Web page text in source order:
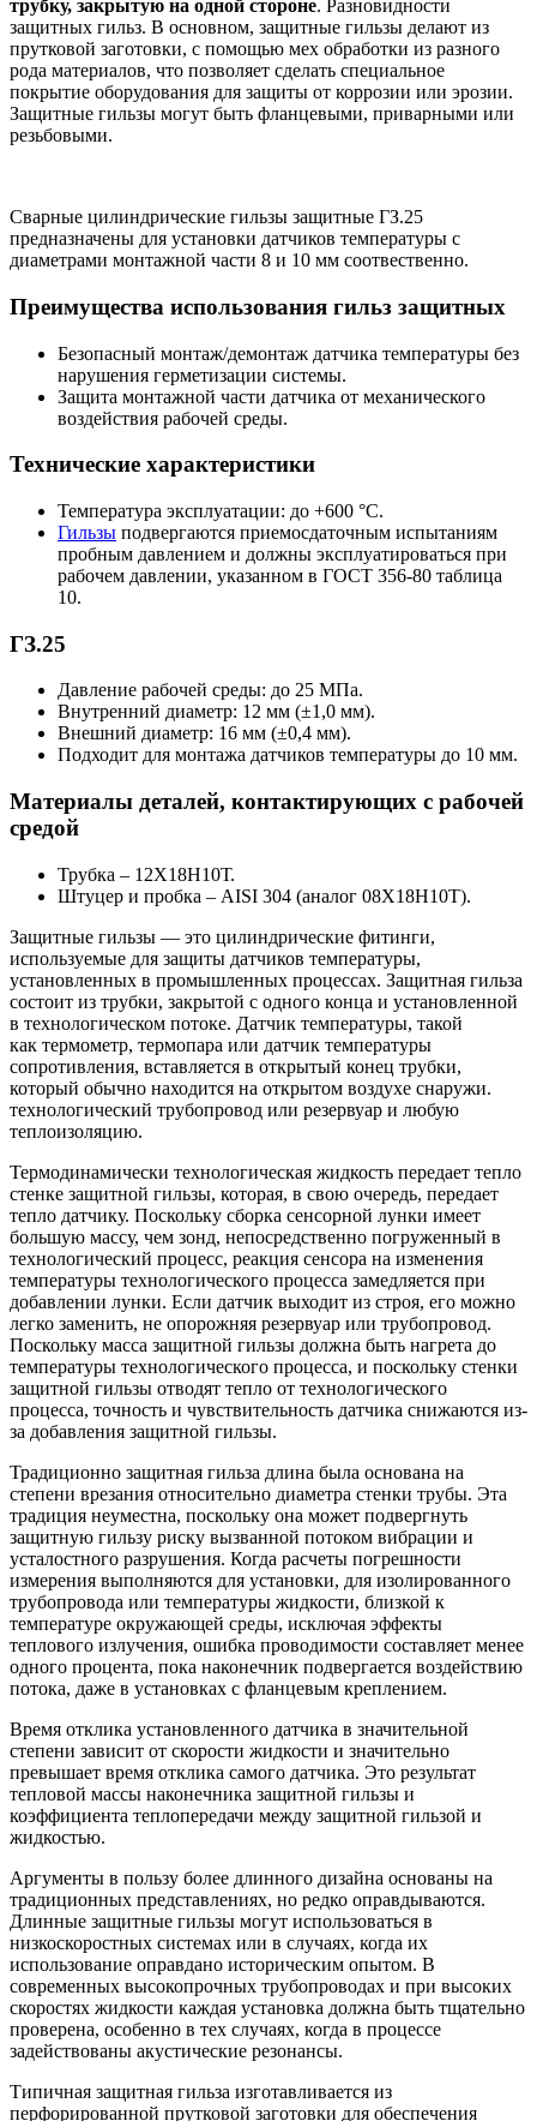
трубку, закрытую на одной стороне. Разновидности
защитных гильз. В основном, защитные гильзы делают из
прутковой заготовки, с помощью мех обработки из разного
рода материалов, что позволяет сделать специальное
покрытие оборудования для защиты от коррозии или эрозии.
Защитные гильзы могут быть фланцевыми, приварными или
резьбовыми.
Сварные цилиндрические гильзы защитные ГЗ.25
предназначены для установки датчиков температуры с
диаметрами монтажной части 8 и 10 мм соотвественно.
Преимущества использования гильз защитных
Безопасный монтаж/демонтаж датчика температуры без
нарушения герметизации системы.
Защита монтажной части датчика от механического
воздействия рабочей среды.
Технические характеристики
Температура эксплуатации: до +600 °С.
Гильзы подвергаются приемосдаточным испытаниям
пробным давлением и должны эксплуатироваться при
рабочем давлении, указанном в ГОСТ 356-80 таблица
10.
ГЗ.25
Давление рабочей среды: до 25 МПа.
Внутренний диаметр: 12 мм (±1,0 мм).
Внешний диаметр: 16 мм (±0,4 мм).
Подходит для монтажа датчиков температуры до 10 мм.
Материалы деталей, контактирующих с рабочей
средой
Трубка – 12Х18Н10Т.
Штуцер и пробка – AISI 304 (аналог 08Х18Н10Т).
Защитные гильзы — это цилиндрические фитинги,
используемые для защиты датчиков температуры,
установленных в промышленных процессах. Защитная гильза
состоит из трубки, закрытой с одного конца и установленной
в технологическом потоке. Датчик температуры, такой
как термометр, термопара или датчик температуры
сопротивления, вставляется в открытый конец трубки,
который обычно находится на открытом воздухе снаружи.
технологический трубопровод или резервуар и любую
теплоизоляцию.
Термодинамически технологическая жидкость передает тепло
стенке защитной гильзы, которая, в свою очередь, передает
тепло датчику. Поскольку сборка сенсорной лунки имеет
большую массу, чем зонд, непосредственно погруженный в
технологический процесс, реакция сенсора на изменения
температуры технологического процесса замедляется при
добавлении лунки. Если датчик выходит из строя, его можно
легко заменить, не опорожняя резервуар или трубопровод.
Поскольку масса защитной гильзы должна быть нагрета до
температуры технологического процесса, и поскольку стенки
защитной гильзы отводят тепло от технологического
процесса, точность и чувствительность датчика снижаются из-
за добавления защитной гильзы.
Традиционно защитная гильза длина была основана на
степени врезания относительно диаметра стенки трубы. Эта
традиция неуместна, поскольку она может подвергнуть
защитную гильзу риску вызванной потоком вибрации и
усталостного разрушения. Когда расчеты погрешности
измерения выполняются для установки, для изолированного
трубопровода или температуры жидкости, близкой к
температуре окружающей среды, исключая эффекты
теплового излучения, ошибка проводимости составляет менее
одного процента, пока наконечник подвергается воздействию
потока, даже в установках с фланцевым креплением.
Время отклика установленного датчика в значительной
степени зависит от скорости жидкости и значительно
превышает время отклика самого датчика. Это результат
тепловой массы наконечника защитной гильзы и
коэффициента теплопередачи между защитной гильзой и
жидкостью.
Аргументы в пользу более длинного дизайна основаны на
традиционных представлениях, но редко оправдываются.
Длинные защитные гильзы могут использоваться в
низкоскоростных системах или в случаях, когда их
использование оправдано историческим опытом. В
современных высокопрочных трубопроводах и при высоких
скоростях жидкости каждая установка должна быть тщательно
проверена, особенно в тех случаях, когда в процессе
задействованы акустические резонансы.
Типичная защитная гильза изготавливается из
перфорированной прутковой заготовки для обеспечения